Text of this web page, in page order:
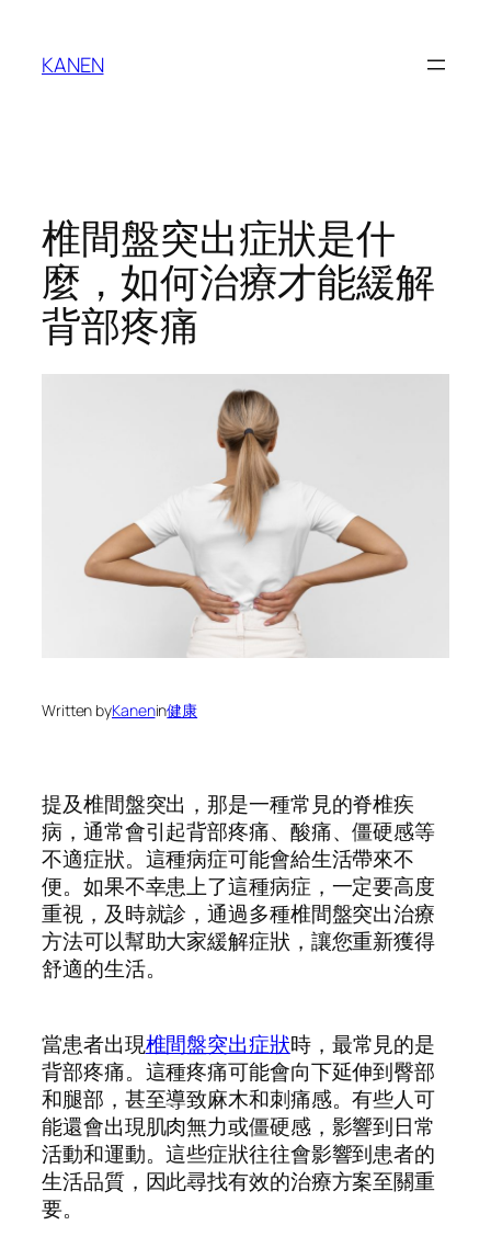
content
KANEN
椎間盤突出症狀是什
麼，如何治療才能緩解
背部疼痛
Written byKanenin健康
提及椎間盤突出，那是一種常見的脊椎疾
病，通常會引起背部疼痛、酸痛、僵硬感等
不適症狀。這種病症可能會給生活帶來不
便。如果不幸患上了這種病症，一定要高度
重視，及時就診，通過多種椎間盤突出治療
方法可以幫助大家緩解症狀，讓您重新獲得
舒適的生活。
當患者出現椎間盤突出症狀時，最常見的是
背部疼痛。這種疼痛可能會向下延伸到臀部
和腿部，甚至導致麻木和刺痛感。有些人可
能還會出現肌肉無力或僵硬感，影響到日常
活動和運動。這些症狀往往會影響到患者的
生活品質，因此尋找有效的治療方案至關重
要。